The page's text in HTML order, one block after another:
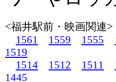
<福井駅前・映画関連
1561
1559 1555
1519
1514
1512 1511
1445